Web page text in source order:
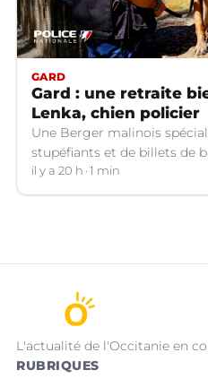
GARD
Gard : une retraite
Lenka, chien policier
Une Berger malinois
stupéfiants et de billets de
il y a 20 h 1 min
L'actualité de l'Occitanie en
RUBRIQUES